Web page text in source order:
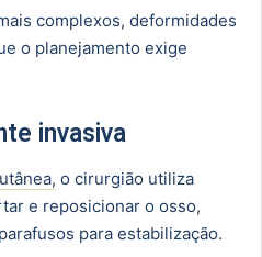
complexos, deformidades
o planejamento exige
invasiva
o cirurgião utiliza
e reposicionar o osso,
para estabilização.